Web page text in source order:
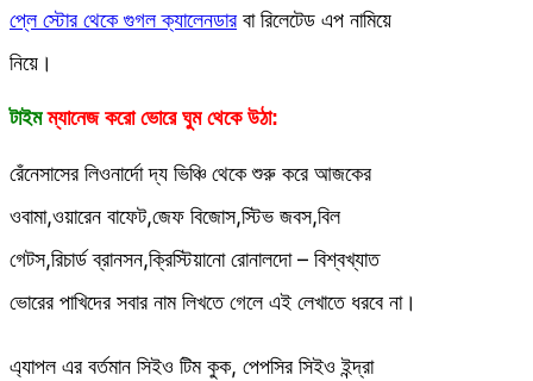
প্লে স্টোর থেকে গুগল ক্যালেনডারবা রিলেটেড এপ নামিয়ে
নিয়ে।
টাইমম্যানেজ করোভোরে ঘুম থেকে উঠা:
রেঁনেসাসের লিওনার্দো দ্য ভিঞ্চি থেকে শুরু করে আজকের
ওবামা,ওয়ারেন বাফেট,জেফ বিজোস,স্টিভ জবস,বিল
গেটস,রিচার্ড ব্রানসন,ক্রিস্টিয়ানো রোনালদো – বিশ্বখ্যাত
ভোরের পাখিদের সবার নাম লিখতে গেলে এই লেখাতে ধরবে না।
এ্যাপল এর বর্তমান সিইও টিম কুক, পেপসির সিইও ইন্দ্রা